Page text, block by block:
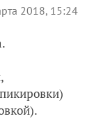
2018, 15:24